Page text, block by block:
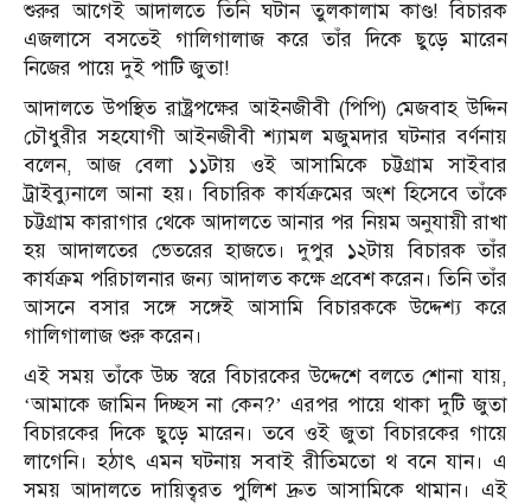
শুরুর আগেই আদালতে তিনি ঘটান তুলকালাম কাণ্ড! বিচারক
এজলাসে বসতেই গালিগালাজ করে তাঁর দিকে ছুড়ে মারেন
নিজের পায়ে দুই পাটি জুতা!
আদালতে উপস্থিত রাষ্ট্রপক্ষের আইনজীবী (পিপি) মেজবাহ উদ্দিন
চৌধুরীর সহযোগী আইনজীবী শ্যামল মজুমদার ঘটনার বর্ণনায়
বলেন, আজ বেলা ১১টায় ওই আসামিকে চট্টগ্রাম সাইবার
ট্রাইব্যুনালে আনা হয়। বিচারিক কার্যক্রমের অংশ হিসেবে তাঁকে
চট্টগ্রাম কারাগার থেকে আদালতে আনার পর নিয়ম অনুযায়ী রাখা
হয় আদালতের ভেতরের হাজতে। দুপুর ১২টায় বিচারক তাঁর
কার্যক্রম পরিচালনার জন্য আদালত কক্ষে প্রবেশ করেন। তিনি তাঁর
আসনে বসার সঙ্গে সঙ্গেই আসামি বিচারককে উদ্দেশ্য করে
গালিগালাজ শুরু করেন।
এই সময় তাঁকে উচ্চ স্বরে বিচারকের উদ্দেশে বলতে শোনা যায়,
‘আমাকে জামিন দিচ্ছস না কেন?’ এরপর পায়ে থাকা দুটি জুতা
বিচারকের দিকে ছুড়ে মারেন। তবে ওই জুতা বিচারকের গায়ে
লাগেনি। হঠাৎ এমন ঘটনায় সবাই রীতিমতো থ বনে যান। এ
সময় আদালতে দায়িত্বরত পুলিশ দ্রুত আসামিকে থামান। এই